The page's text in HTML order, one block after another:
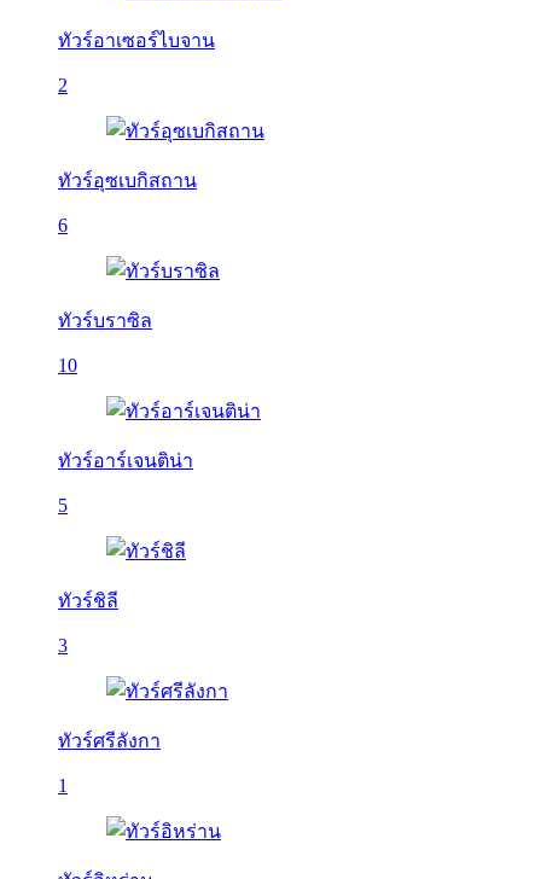
ทัวร์อาเซอร์ไบจาน
2
ทัวร์อุซเบกิสถาน
6
ทัวร์บราซิล
10
ทัวร์อาร์เจนติน่า
5
ทัวร์ชิลี
3
ทัวร์ศรีลังกา
1